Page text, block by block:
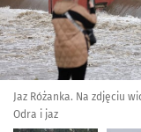
Jaz Różanka. Na zdjęciu
Odra i jaz